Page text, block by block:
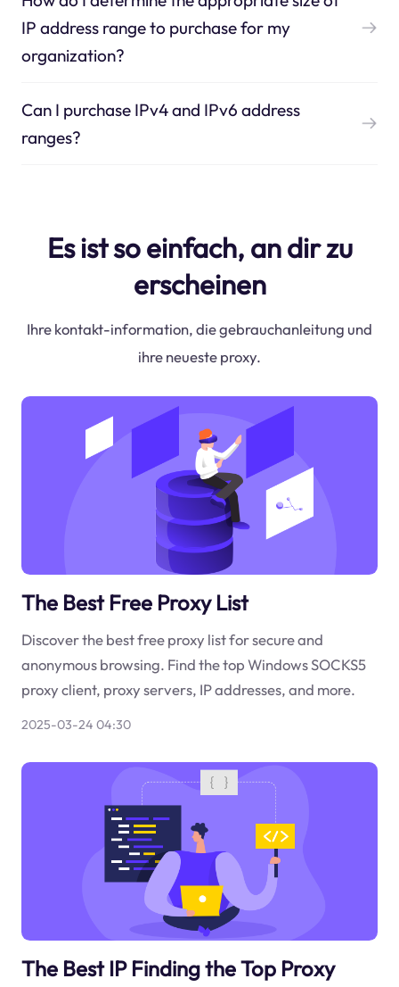
IP address range to purchase for my
organization?
Can I purchase IPv4 and IPv6 address
ranges?
Es ist so einfach, an dir zu
erscheinen
Ihre kontakt-information, die gebrauchanleitung und
ihre neueste proxy.
The Best Free Proxy List
Discover the best free proxy list for secure and
anonymous browsing. Find the top Windows SOCKS5
proxy client, proxy servers, IP addresses, and more.
2025-03-24 04:30
The Best IP Finding the Top Proxy